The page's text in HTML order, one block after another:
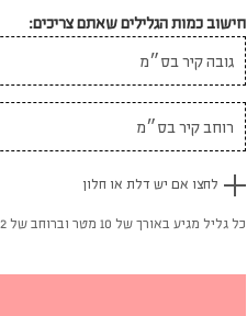
חישוב כמות הגלילים שאתם צריכים:
לחצו אם יש דלת או חלון
כל גליל מגיע באורך של 10 מטר וברוחב של 52 ס"מ